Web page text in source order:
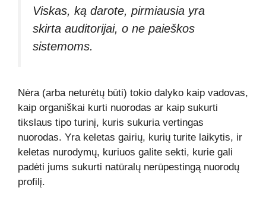
Viskas, ką darote, pirmiausia yra
skirta auditorijai, o ne paieškos
sistemoms.
Nėra (arba neturėtų būti) tokio dalyko kaip vadovas,
kaip organiškai kurti nuorodas ar kaip sukurti
tikslaus tipo turinį, kuris sukuria vertingas
nuorodas. Yra keletas gairių, kurių turite laikytis, ir
keletas nurodymų, kuriuos galite sekti, kurie gali
padėti jums sukurti natūralų nerūpestingą nuorodų
profilį.